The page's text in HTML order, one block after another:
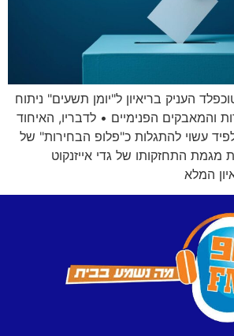
העניק בריאיון ל"יומן תשעים" ניתוח
והמאבקים הפנימיים • לדבריו, האיחוד
עשוי להתגלות כ"פלופ הבחירות" של
מגמת התחזקותו של גדי אייזנקוט
המלא